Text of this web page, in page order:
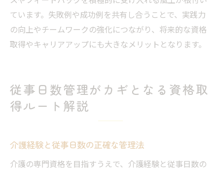
ています。失敗例や成功例を共有し合うことで、実践力
の向上やチームワークの強化につながり、将来的な資格
取得やキャリアアップにも大きなメリットとなります。
従事日数管理がカギとなる資格取
得ルート解説
介護経験と従事日数の正確な管理法
介護の専門資格を目指すうえで、介護経験と従事日数の